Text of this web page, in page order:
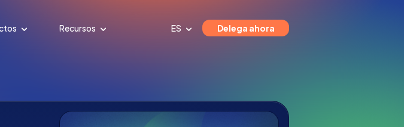
Recursos ES Delega ahora